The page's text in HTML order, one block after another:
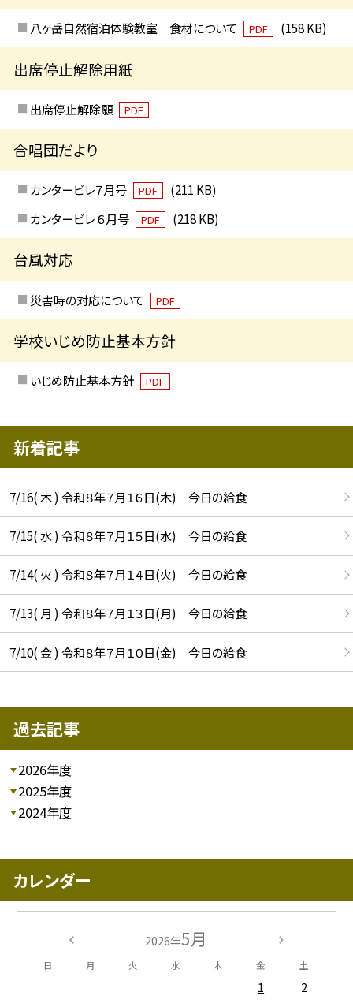
八ヶ岳自然宿泊体験教室 食材について PDF (158 KB)
出席停止解除用紙
出席停止解除願 PDF
合唱団だより
カンタービレ７月号 PDF
(211 KB)
カンタービレ ６月号
PDF (218 KB)
台風対応
災害時の対応について PDF
学校いじめ防止基本方針
いじめ防止基本方針 PDF
新着記事
7/16( 木 ) 令和８年７月１６日(木) 今日の給食
7/15( 水 ) 令和８年７月１５日(水) 今日の給食
7/14( 火 ) 令和８年７月１４日(火) 今日の給食
7/13( 月 ) 令和８年７月１３日(月) 今日の給食
7/10( 金 ) 令和８年７月１０日(金) 今日の給食
過去記事
2026年度
2025年度
2024年度
カレンダー
2026年5月
日 月 火 水 木 金 土
1
2